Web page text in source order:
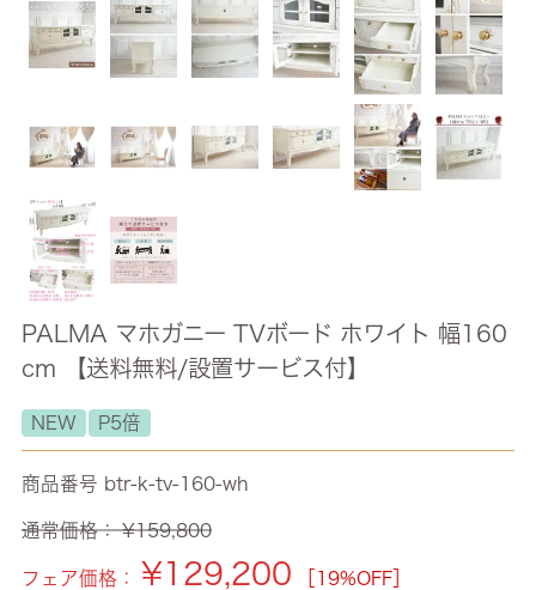
PALMA マホガニー TVボード ホワイト 幅160
cm 【送料無料/設置サービス付】
NEW P5倍
商品番号 btr-k-tv-160-wh
通常価格： ¥159,800
フェア価格： ¥129,200
［19%OFF］